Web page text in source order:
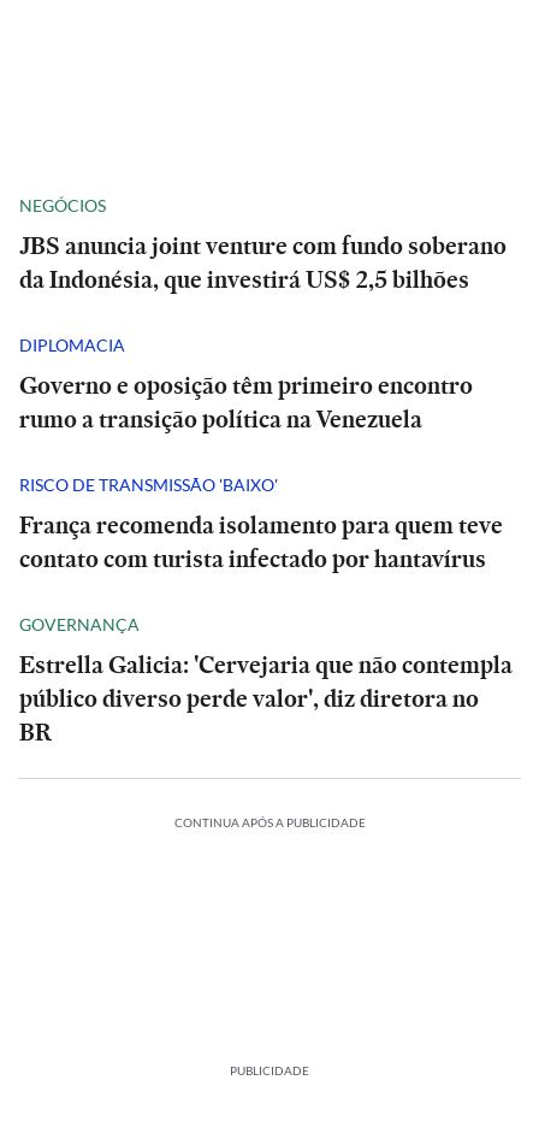
NEGÓCIOS
JBS anuncia joint venture com fundo soberano
da Indonésia, que investirá US$ 2,5 bilhões
DIPLOMACIA
Governo e oposição têm primeiro encontro
rumo a transição política na Venezuela
RISCO DE TRANSMISSÃO 'BAIXO'
França recomenda isolamento para quem teve
contato com turista infectado por hantavírus
GOVERNANÇA
Estrella Galicia: 'Cervejaria que não contempla
público diverso perde valor', diz diretora no
BR
CONTINUA APÓS A PUBLICIDADE
PUBLICIDADE